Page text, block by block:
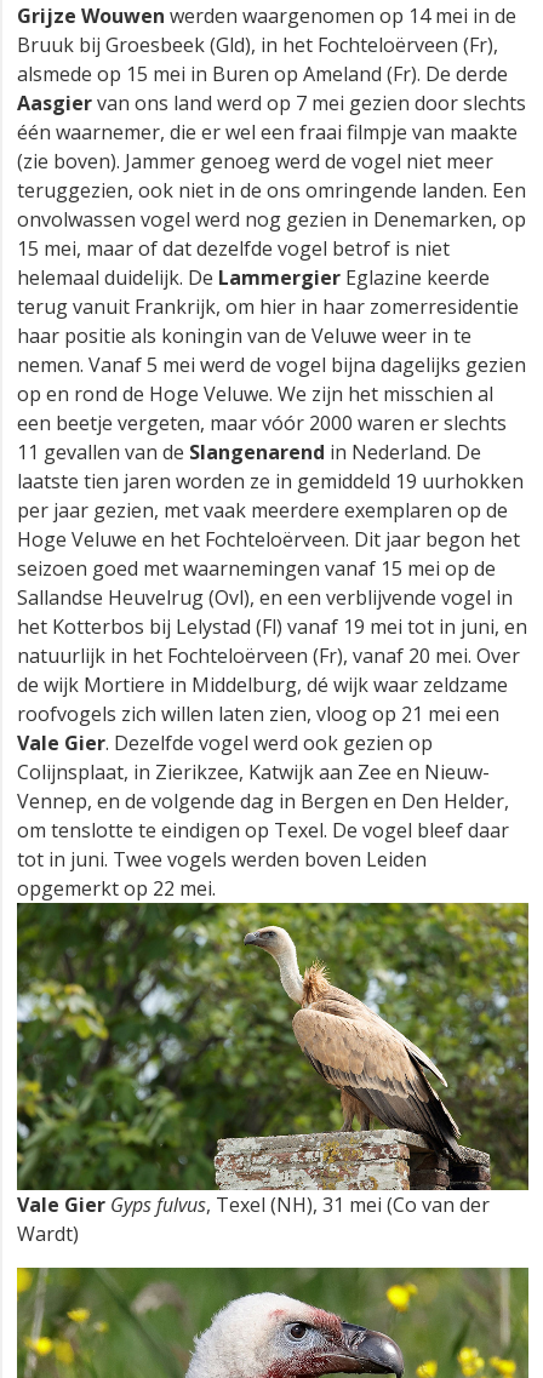
Grijze Wouwen werden waargenomen op 14 mei in de
Bruuk bij Groesbeek (Gld), in het Fochteloërveen (Fr),
alsmede op 15 mei in Buren op Ameland (Fr). De derde
Aasgiervan ons land werd op 7 mei gezien door slechts
één waarnemer, die er wel een fraai filmpje van maakte
(zie boven). Jammer genoeg werd de vogel niet meer
teruggezien, ook niet in de ons omringende landen. Een
onvolwassen vogel werd nog gezien in Denemarken, op
15 mei, maar of dat dezelfde vogel betrof is niet
helemaal duidelijk. De Lammergier Eglazine keerde
terug vanuit Frankrijk, om hier in haar zomerresidentie
haar positie als koningin van de Veluwe weer in te
nemen. Vanaf 5 mei werd de vogel bijna dagelijks gezien
op en rond de Hoge Veluwe. We zijn het misschien al
een beetje vergeten, maar vóór 2000 waren er slechts
11 gevallen van de Slangenarend in Nederland. De
laatste tien jaren worden ze in gemiddeld 19 uurhokken
per jaar gezien, met vaak meerdere exemplaren op de
Hoge Veluwe en het Fochteloërveen. Dit jaar begon het
seizoen goed met waarnemingen vanaf 15 mei op de
Sallandse Heuvelrug (Ovl), en een verblijvende vogel in
het Kotterbos bij Lelystad (Fl) vanaf 19 mei tot in juni, en
natuurlijk in het Fochteloërveen (Fr), vanaf 20 mei. Over
de wijk Mortiere in Middelburg, dé wijk waar zeldzame
roofvogels zich willen laten zien, vloog op 21 mei een
Vale Gier. Dezelfde vogel werd ook gezien op
Colijnsplaat, in Zierikzee, Katwijk aan Zee en Nieuw-
Vennep, en de volgende dag in Bergen en Den Helder,
om tenslotte te eindigen op Texel. De vogel bleef daar
tot in juni. Twee vogels werden boven Leiden
opgemerkt op 22 mei.
Vale Gier Gyps fulvus, Texel (NH), 31 mei (Co van der
Wardt)